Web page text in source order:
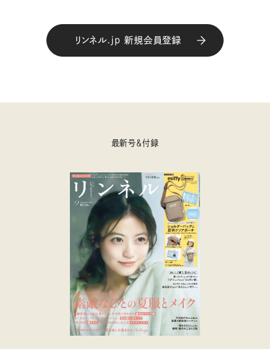
リンネル.jp 新規会員登録
最新号＆付録